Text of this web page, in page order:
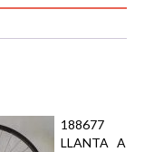
188677
LLANTA A